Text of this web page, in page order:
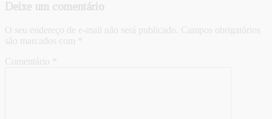
Deixe um comentário
O seu endereço de e-mail não será publicado. Campos obrigatórios
são marcados com
Comentário